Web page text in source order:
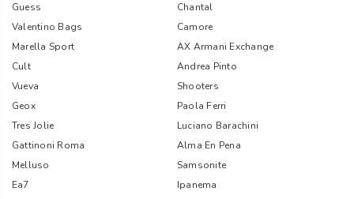
Guess
Chantal
Valentino Bags
Camore
Marella Sport
AX Armani Exchange
Cult
Andrea Pinto
Vueva
Shooters
Geox
Paola Ferri
Tres Jolie
Luciano Barachini
Gattinoni Roma
Alma En Pena
Melluso
Samsonite
Ea7
Ipanema